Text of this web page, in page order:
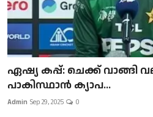
ഏഷ്യ കപ്പ്: ചെക്ക് വാങ്ങി
പാകിസ്ഥാൻ ക്യാപ...
Admin Sep 29, 2025 0